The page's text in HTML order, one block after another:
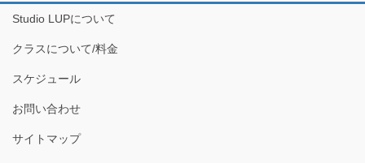
Studio LUPについて
クラスについて/料金
スケジュール
お問い合わせ
サイトマップ